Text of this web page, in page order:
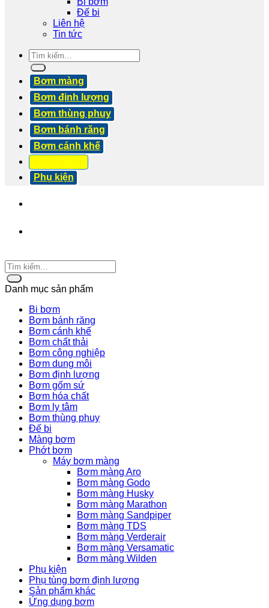
Đế bi
Liên hệ
Tin tức
Tìm
kiếm:
Bơm màng
Bơm định lượng
Bơm thùng phuy
Bơm bánh răng
Bơm cánh khế
Phụ kiện
Danh mục sản phẩm
Bi bơm
Bơm bánh răng
Bơm cánh khế
Bơm chất thải
Bơm công nghiệp
Bơm dung môi
Bơm định lượng
Bơm gốm sứ
Bơm hóa chất
Bơm ly tâm
Bơm thùng phuy
Đế bi
Màng bơm
Phớt bơm
Máy bơm màng
Bơm màng Aro
Bơm màng Godo
Bơm màng Husky
Bơm màng Marathon
Bơm màng Sandpiper
Bơm màng TDS
Bơm màng Verderair
Bơm màng Versamatic
Bơm màng Wilden
Phụ kiện
Phụ tùng bơm định lượng
Sản phẩm khác
Ứng dụng bơm